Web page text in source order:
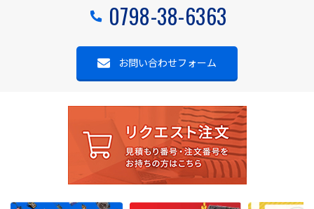
0798-38-6363
お問い合わせフォーム